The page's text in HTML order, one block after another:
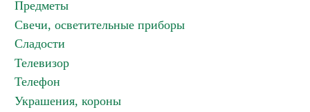
Предметы
Свечи, осветительные приборы
Сладости
Телевизор
Телефон
Украшения, короны